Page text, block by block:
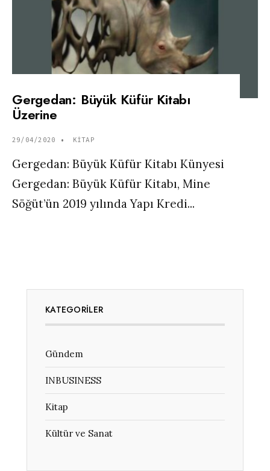
Gergedan: Büyük Küfür Kitabı
Üzerine
29/04/2020 • KITAP
Gergedan: Büyük Küfür Kitabı Künyesi
Gergedan: Büyük Küfür Kitabı, Mine
Söğüt’ün 2019 yılında Yapı Kredi...
KATEGORILER
Gündem
INBUSINESS
Kitap
Kültür ve Sanat